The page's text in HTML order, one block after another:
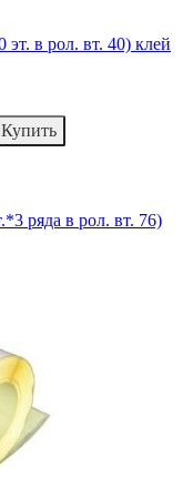
эт. в рол. вт. 40) клей
ряда в рол. вт. 76)